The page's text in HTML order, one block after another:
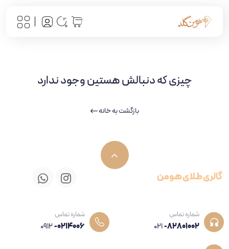
چیزی که دنبالش هستین وجود ندارد
بازگشت به خانه
گالری طلای هومن
شماره تماس
021-82801002
شماره تماس
0912-0214006